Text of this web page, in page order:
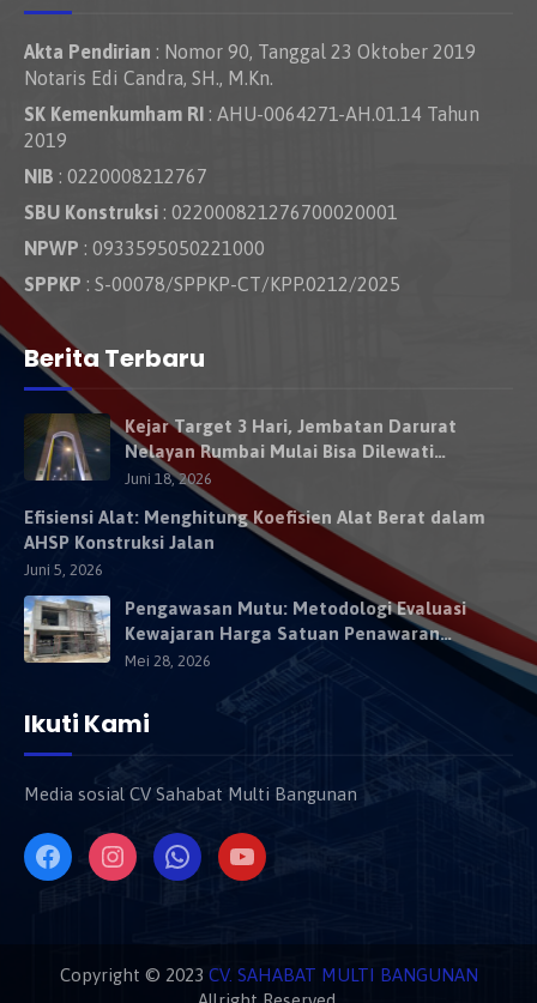
Akta Pendirian : Nomor 90, Tanggal 23 Oktober 2019
Notaris Edi Candra, SH., M.Kn.
SK Kemenkumham RI : AHU-0064271-AH.01.14 Tahun
2019
NIB : 0220008212767
SBU Konstruksi : 022000821276700020001
NPWP : 0933595050221000
SPPKP : S-00078/SPPKP-CT/KPP.0212/2025
Berita Terbaru
Kejar Target 3 Hari, Jembatan Darurat
Nelayan Rumbai Mulai Bisa Dilewati
Kendaraan Besok
Juni 18, 2026
Efisiensi Alat: Menghitung Koefisien Alat Berat dalam
AHSP Konstruksi Jalan
Juni 5, 2026
Pengawasan Mutu: Metodologi Evaluasi
Kewajaran Harga Satuan Penawaran
Kontraktor
Mei 28, 2026
Ikuti Kami
Media sosial CV Sahabat Multi Bangunan
Copyright © 2023 CV. SAHABAT MULTI BANGUNAN